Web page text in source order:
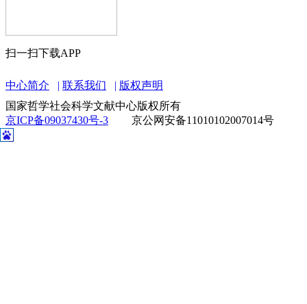
扫一扫下载APP
中心简介 联系我们
版权声明
国家哲学社会科学文献中心版权所有
京ICP备09037430号-3
京公网安备11010102007014号